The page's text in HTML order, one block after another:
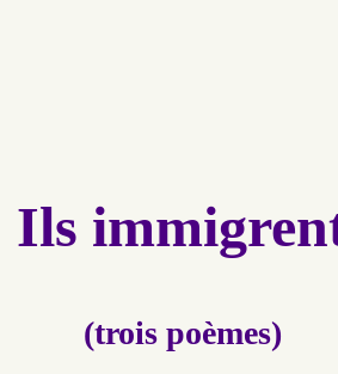
Ils
(trois poèmes)